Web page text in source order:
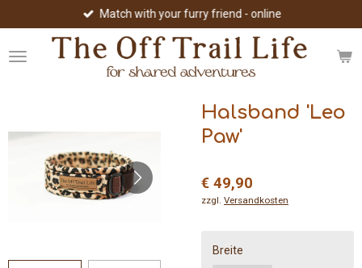
Hauptinhalt
springen
Match with your furry friend - online
Halsband 'Leo
Paw'
€ 49,90
zzgl. Versandkosten
Breite